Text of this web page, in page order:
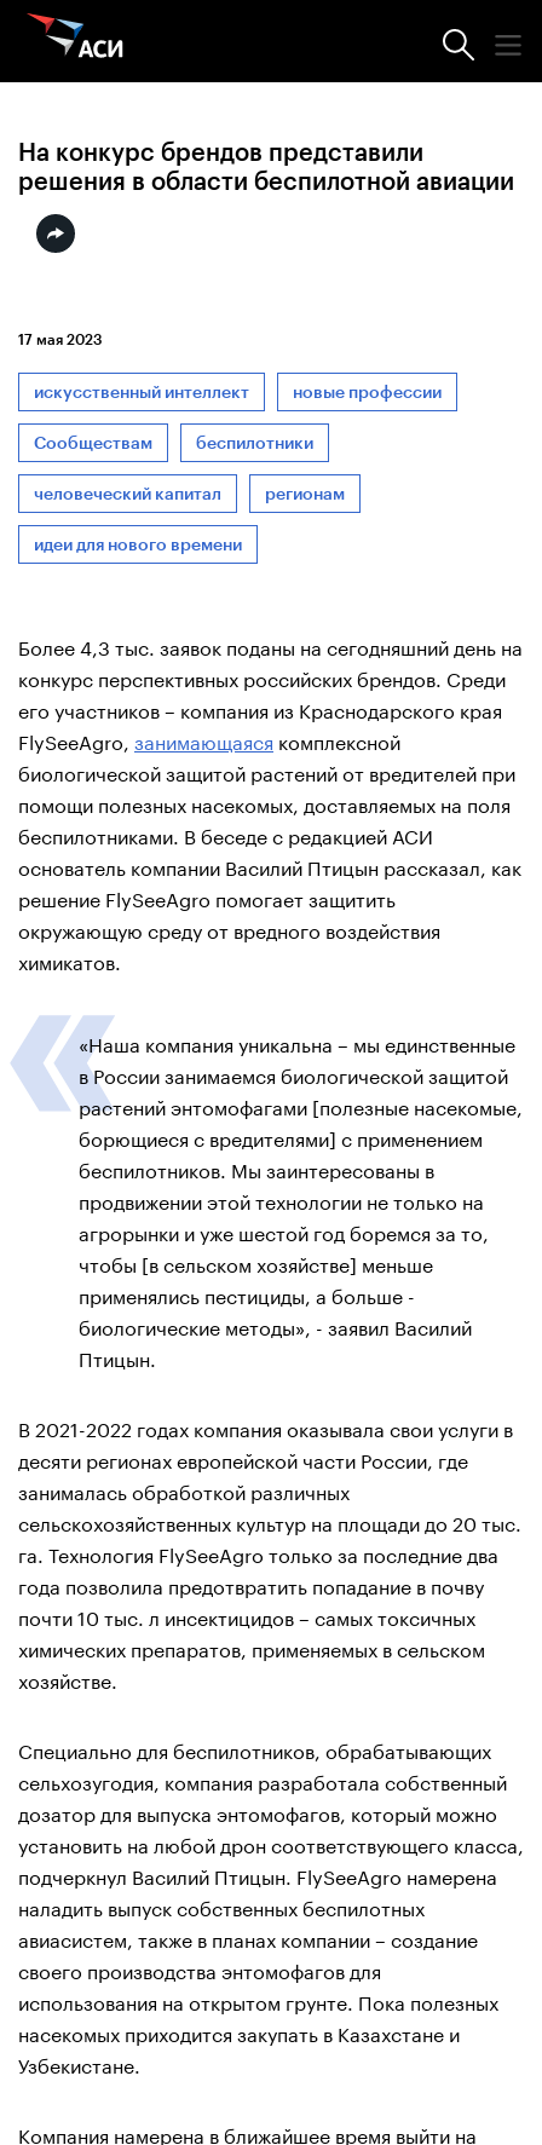
Новости АСИ
На конкурс брендов представили
решения в области беспилотной авиации
17 мая 2023
искусственный интеллект новые профессии
Сообществам беспилотники
человеческий капитал регионам
идеи для нового времени
Более 4,3 тыс. заявок поданы на сегодняшний день на
конкурс перспективных российских брендов. Среди
его участников – компания из Краснодарского края
FlySeeAgro, занимающаяся комплексной
биологической защитой растений от вредителей при
помощи полезных насекомых, доставляемых на поля
беспилотниками. В беседе с редакцией АСИ
основатель компании Василий Птицын рассказал, как
решение FlySeeAgro помогает защитить
окружающую среду от вредного воздействия
химикатов.
«Наша компания уникальна – мы единственные
в России занимаемся биологической защитой
растений энтомофагами [полезные насекомые,
борющиеся с вредителями] с применением
беспилотников. Мы заинтересованы в
продвижении этой технологии не только на
агрорынки и уже шестой год боремся за то,
чтобы [в сельском хозяйстве] меньше
применялись пестициды, а больше -
биологические методы», - заявил Василий
Птицын.
В 2021-2022 годах компания оказывала свои услуги в
десяти регионах европейской части России, где
занималась обработкой различных
сельскохозяйственных культур на площади до 20 тыс.
га. Технология FlySeeAgro только за последние два
года позволила предотвратить попадание в почву
почти 10 тыс. л инсектицидов – самых токсичных
химических препаратов, применяемых в сельском
хозяйстве.
Специально для беспилотников, обрабатывающих
сельхозугодия, компания разработала собственный
дозатор для выпуска энтомофагов, который можно
установить на любой дрон соответствующего класса,
подчеркнул Василий Птицын. FlySeeAgro намерена
наладить выпуск собственных беспилотных
авиасистем, также в планах компании – создание
своего производства энтомофагов для
использования на открытом грунте. Пока полезных
насекомых приходится закупать в Казахстане и
Узбекистане.
Компания намерена в ближайшее время выйти на